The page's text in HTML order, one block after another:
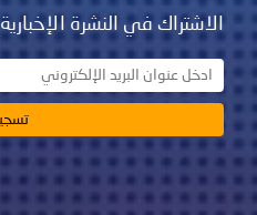
الاشتراك في النشرة الإخبارية